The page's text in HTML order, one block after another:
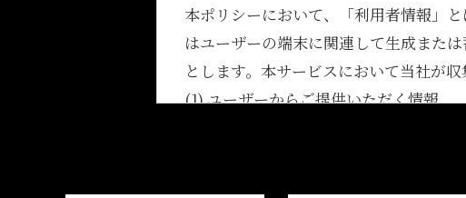
本ポリシーにおいて、「利用者情報」
はユーザーの端末に関連して生成また
とします。本サービスにおいて当社が
(1) ユーザーからご提供いただく情報